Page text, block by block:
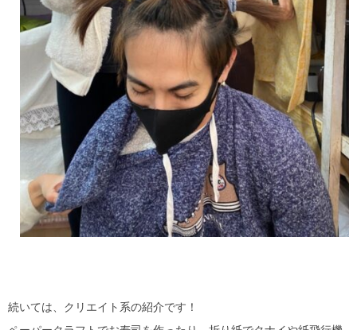
続いては、クリエイト系の紹介です！